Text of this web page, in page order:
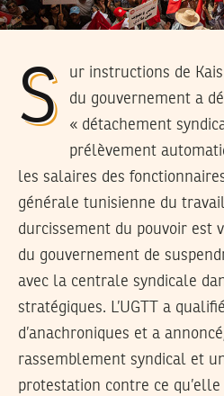
Sur instructions de Kais Saied, la présidence
du gouvernement a
« détachement
prélèvement
les salaires des
générale tunisienne du travail
durcissement du pouvoir est
du gouvernement de
avec la centrale syndicale
stratégiques. L’UGTT a
d’anachroniques et a
rassemblement syndical et
protestation contre ce